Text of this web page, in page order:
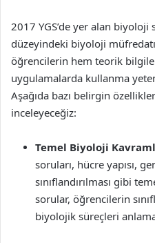
2017 YGS’de yer alan
düzeyindeki biyoloji
öğrencilerin hem teorik
uygulamalarda kullanma
Aşağıda bazı belirgin
inceleyeceğiz:
Temel Biyoloji
soruları, hücre yapısı,
sınıflandırılması gibi
sorular, öğrencilerin
biyolojik süreçleri